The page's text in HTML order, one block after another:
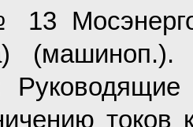
Руководящие
токов